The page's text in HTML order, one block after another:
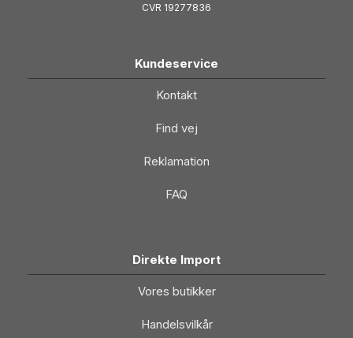
CVR 19277836
Kundeservice
Kontakt
Find vej
Reklamation
FAQ
Direkte Import
Vores butikker
Handelsvilkår